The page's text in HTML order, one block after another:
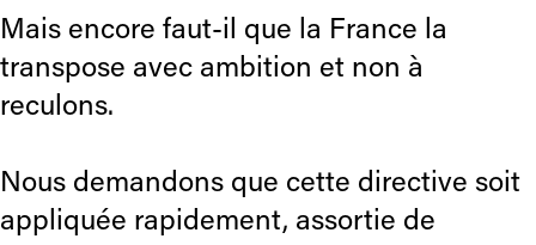
Mais encore faut-il que la France la
transpose avec ambition et non à
reculons.
Nous demandons que cette directive soit
appliquée rapidement, assortie de